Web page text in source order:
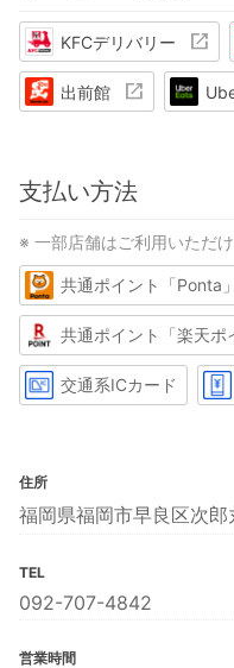
KFCデリバリー
出前館
支払い方法
※ 一部店舗はご利用いただ
共通ポイント「Ponta」
共通ポイント「楽天ポ
交通系ICカード
住所
福岡県福岡市早良区次
TEL
092-707-4842
営業時間